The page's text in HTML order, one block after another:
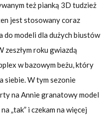
też pianką 3D tudzież
jest stosowany coraz
do modeli dla dużych biustów
zeszłym roku gwiazdą
w bazowym beżu, który
siebie. W tym sezonie
na Annie granatowy model
„tak” i czekam na więcej